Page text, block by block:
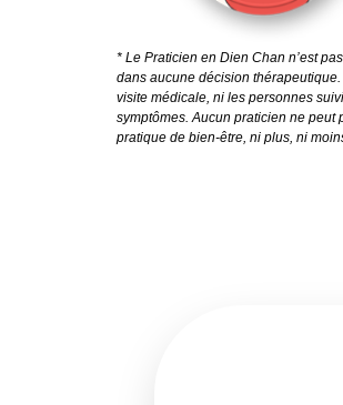
* Le Praticien en Dien Chan n’est
dans aucune décision
visite médicale, ni les personnes
symptômes. Aucun praticien ne
pratique de bien-être, ni plus, ni